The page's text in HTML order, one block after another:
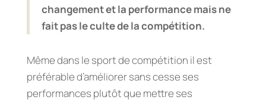
changement et la performance mais ne
fait pas le culte de la compétition.
Même dans le sport de compétition il est
préférable d’améliorer sans cesse ses
performances plutôt que mettre ses